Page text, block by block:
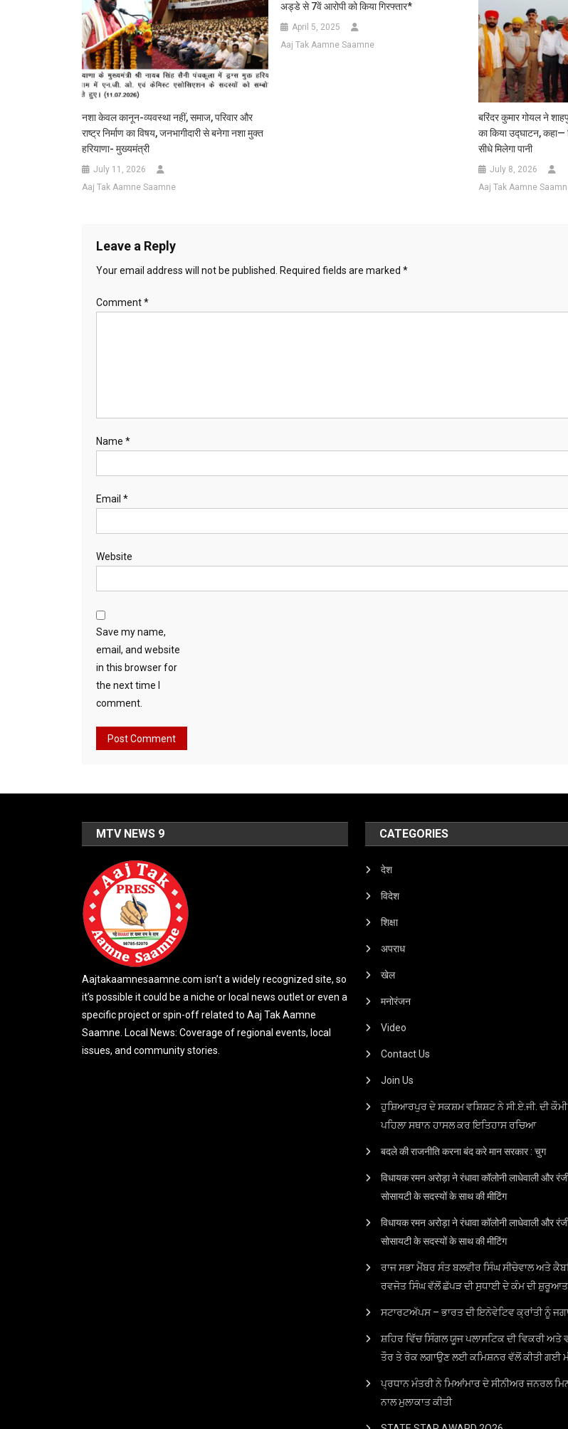
नशा केवल कानून-व्यवस्था नहीं, समाज, परिवार और
राष्ट्र निर्माण का विषय, जनभागीदारी से बनेगा नशा मुक्त
हरियाणा- मुख्यमंत्री
July 11, 2026
Aaj Tak Aamne Saamne
अड्डे से 7वें आरोपी को किया गिरफ्तार*
April 5, 2025
Aaj Tak Aamne Saamne
बरिंदर कुमार गोयल ने
का किया उद्घाटन, कहा—
सीधे मिलेगा पानी
July 8, 2026
Aaj Tak Aamne
Leave a Reply
Your email address will not be published. Required fields are marked *
Comment*
Name *
Email *
Website
Save my name,
email, and website
in this browser for
the next time I
comment.
MTV NEWS 9
Aajtakaamnesaamne.com isn’t a widely recognized site, so
it’s possible it could be a niche or local news outlet or even a
specific project or spin-off related to Aaj Tak Aamne
Saamne. Local News: Coverage of regional events, local
issues, and community stories.
CATEGORIES
देश
विदेश
शिक्षा
अपराध
खेल
मनोरंजन
Video
Contact Us
Join Us
ਹੁਸ਼ਿਆਰਪੁਰ ਦੇ ਸਕਸ਼ਮ ਵਸ਼ਿਸ਼ਟ ਨੇ ਸੀ.ਏ.ਜੀ. ਦੀ
ਪਹਿਲਾ ਸਥਾਨ ਹਾਸਲ ਕਰ ਇਤਿਹਾਸ ਰਚਿਆ
बदले की राजनीति करना बंद करे मान सरकार : चुग
विधायक रमन अरोड़ा ने रंधावा कॉलोनी लाधेवाली और
सोसायटी के सदस्यों के साथ की मीटिंग
विधायक रमन अरोड़ा ने रंधावा कॉलोनी लाधेवाली और
सोसायटी के सदस्यों के साथ की मीटिंग
ਰਾਜ ਸਭਾ ਮੈਂਬਰ ਸੰਤ ਬਲਵੀਰ ਸਿੰਘ ਸੀਚੇਵਾਲ ਅਤੇ
ਰਵਜੋਤ ਸਿੰਘ ਵੱਲੋਂ ਛੱਪੜ ਦੀ ਸੁਧਾਈ ਦੇ ਕੰਮ ਦੀ ਸ਼ੁਰੂਆਤ
ਸਟਾਰਟਅੱਪਸ – ਭਾਰਤ ਦੀ ਇਨੋਵੇਟਿਵ ਕ੍ਰਾਂਤੀ ਨੂੰ
ਸ਼ਹਿਰ ਵਿੱਚ ਸਿੰਗਲ ਯੂਜ ਪਲਾਸਟਿਕ ਦੀ ਵਿਕਰੀ
ਤੌਰ ਤੇ ਰੋਕ ਲਗਾਉਣ ਲਈ ਕਮਿਸ਼ਨਰ ਵੱਲੋਂ ਕੀਤੀ ਗਈ
ਪ੍ਰਧਾਨ ਮੰਤਰੀ ਨੇ ਮਿਆਂਮਾਰ ਦੇ ਸੀਨੀਅਰ ਜਨਰਲ
ਨਾਲ ਮੁਲਾਕਾਤ ਕੀਤੀ